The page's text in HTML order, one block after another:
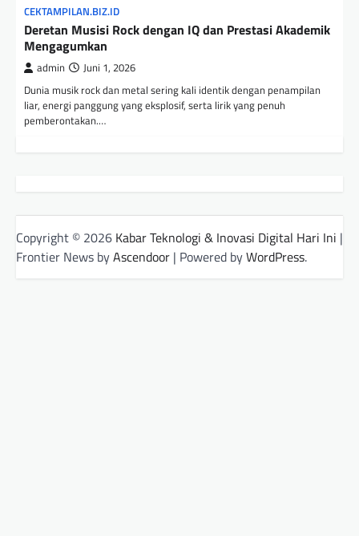
CEKTAMPILAN.BIZ.ID
Deretan Musisi Rock dengan IQ dan Prestasi Akademik
Mengagumkan
admin Juni 1, 2026
Dunia musik rock dan metal sering kali identik dengan penampilan
liar, energi panggung yang eksplosif, serta lirik yang penuh
pemberontakan.…
Copyright © 2026 Kabar Teknologi & Inovasi Digital Hari Ini |
Frontier News byAscendoor | Powered byWordPress.